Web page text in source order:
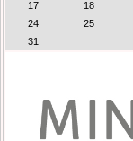
17
18
24
25
31